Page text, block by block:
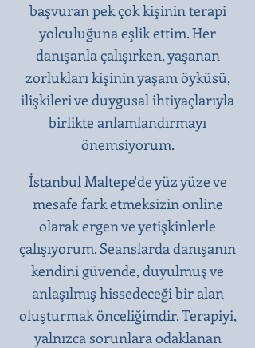
başvuran pek çok kişinin terapi
yolculuğuna eşlik ettim. Her
danışanla çalışırken, yaşanan
zorlukları kişinin yaşam öyküsü,
ilişkileri ve duygusal ihtiyaçlarıyla
birlikte anlamlandırmayı
önemsiyorum.
İstanbul Maltepe'de yüz yüze ve
mesafe fark etmeksizin online
olarak ergen ve yetişkinlerle
çalışıyorum. Seanslarda danışanın
kendini güvende, duyulmuş ve
anlaşılmış hissedeceği bir alan
oluşturmak önceliğimdir. Terapiyi,
yalnızca sorunlara odaklanan